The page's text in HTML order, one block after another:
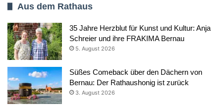
Aus dem Rathaus
35 Jahre Herzblut für Kunst und Kultur: Anja
Schreier und ihre FRAKIMA Bernau
5. August 2026
Süßes Comeback über den Dächern von
Bernau: Der Rathaushonig ist zurück
3. August 2026